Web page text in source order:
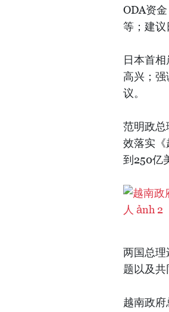
ODA资
等；建议
日本首
高兴；
议。
范明政总
效落实
到250亿
两国总理
题以及共
越南政府